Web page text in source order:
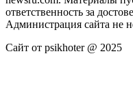
ответственность за
Администрация сайта не
Сайт от psikhoter @ 2025